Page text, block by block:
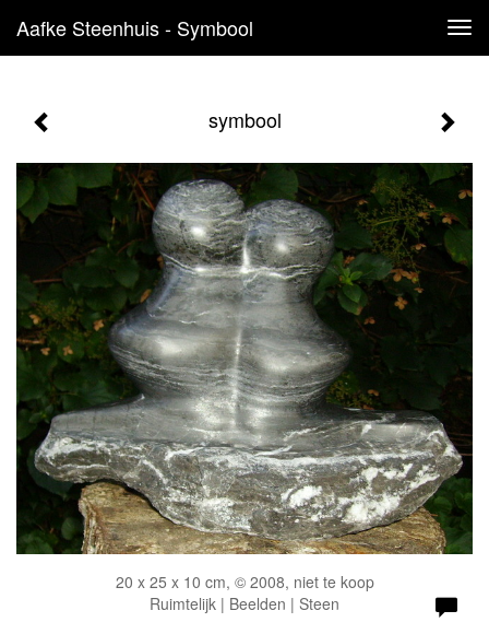
Aafke Steenhuis - Symbool
symbool
20 x 25 x 10 cm, © 2008, niet te koop
Ruimtelijk | Beelden | Steen